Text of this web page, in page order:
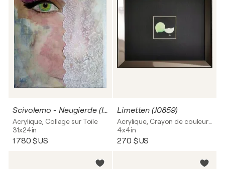
Scivolemo - Neugierde (I0814)
Acrylique, Collage sur Toile
31x24in
1 780 $US
Limetten (J0859)
4x4in
270 $US